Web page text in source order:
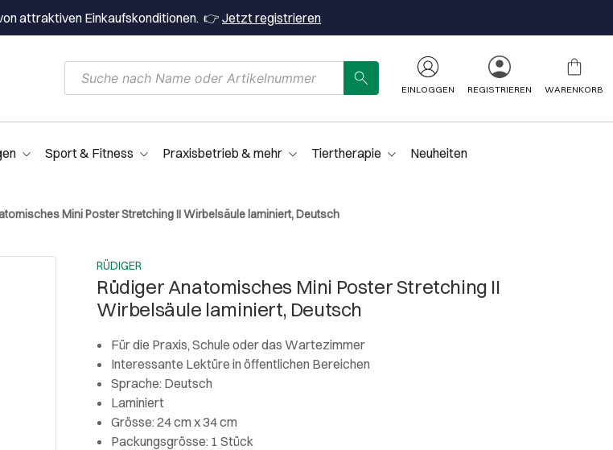
attraktiven Einkaufskonditionen. 👉Jetzt registrieren
EINLOGGEN REGISTRIEREN WARENKORB
Sport & Fitness Praxisbetrieb & mehr Tiertherapie Neuheiten
Mini Poster Stretching II Wirbelsäule laminiert, Deutsch
RÜDIGER
Rüdiger Anatomisches Mini Poster Stretching II
Wirbelsäule laminiert, Deutsch
Für die Praxis, Schule oder das Wartezimmer
Interessante Lektüre in öffentlichen Bereichen
Sprache: Deutsch
Laminiert
Grösse: 24 cm x 34 cm
Packungsgrösse: 1 Stück